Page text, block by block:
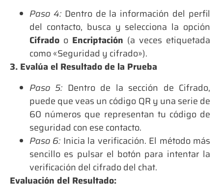
Paso 4:Dentro de la información del perfil
del contacto, busca y selecciona la opción
Cifrado o Encriptación (a veces etiquetada
como «Seguridad y cifrado»).
3. Evalúa el Resultado de la Prueba
Paso 5: Dentro de la sección de Cifrado,
puede que veas un código QR y una serie de
60 números que representan tu código de
seguridad con ese contacto.
Paso 6: Inicia la verificación. El método más
sencillo es pulsar el botón para intentar la
verificación del cifrado del chat.
Evaluación del Resultado: